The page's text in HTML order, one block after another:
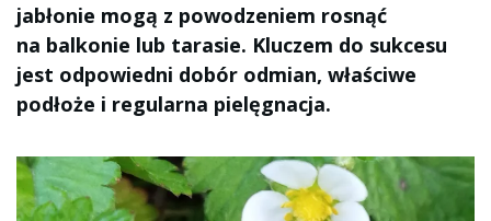
jabłonie mogą z powodzeniem rosnąć
na balkonie lub tarasie. Kluczem do sukcesu
jest odpowiedni dobór odmian, właściwe
podłoże i regularna pielęgnacja.